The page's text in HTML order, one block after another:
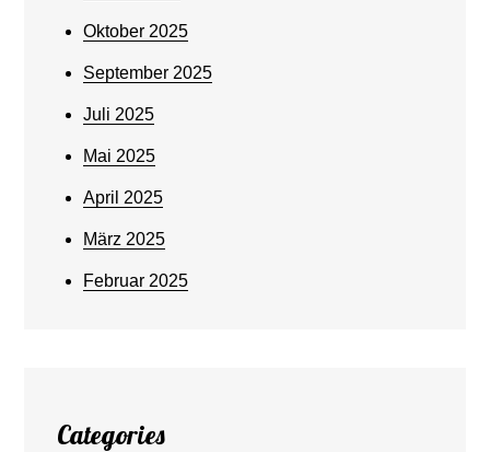
Oktober 2025
September 2025
Juli 2025
Mai 2025
April 2025
März 2025
Februar 2025
Categories